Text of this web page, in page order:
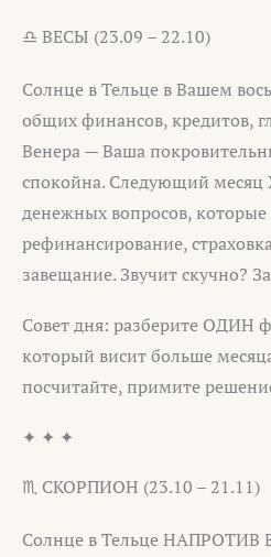
♎ ВЕСЫ (23.09 – 22.10)
Солнце в Тельце в Вашем
общих финансов, кредитов,
Венера — Ваша
спокойна. Следующий
денежных вопросов,
рефинансирование,
завещание. Звучит скучно?
Совет дня: разберите ОДИН
который висит больше
посчитайте, примите
✦ ✦ ✦
♏ СКОРПИОН (23.10 – 21.11)
Солнце в Тельце НАПРОТИВ